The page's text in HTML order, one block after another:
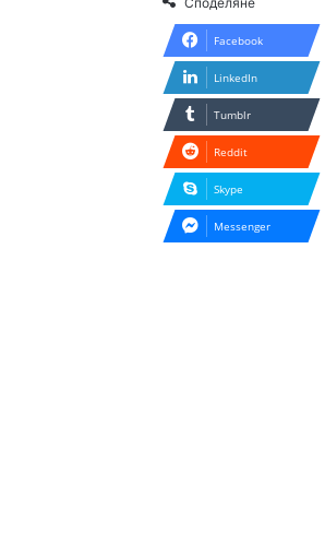
Facebook
LinkedIn
Tumblr
Reddit
Skype
Messenger